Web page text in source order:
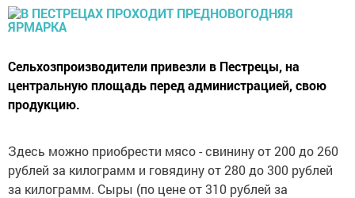
Сельхозпроизводители привезли в Пестрецы, на
центральную площадь перед администрацией, свою
продукцию.
Здесь можно приобрести мясо - свинину от 200 до 260
рублей за килограмм и говядину от 280 до 300 рублей
за килограмм. Сыры (по цене от 310 рублей за